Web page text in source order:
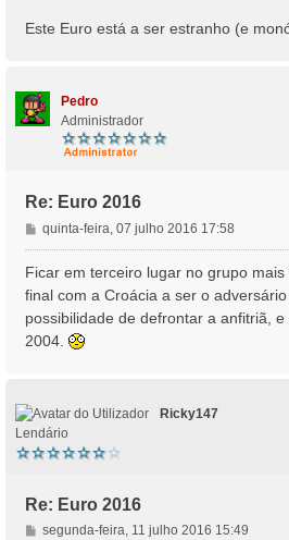
m
Este Euro está a ser estranho (e
Pedro
Administrador
Re: Euro 2016
M
e
n
g
e
quinta-feira, 07 julho 2016 17:58
Ficar em terceiro lugar no grupo
final com a Croácia a ser o
possibilidade de defrontar a anfitriã,
2004.
Ricky147
Lendário
Re: Euro 2016
M
segunda-feira, 11 julho 2016 15:49